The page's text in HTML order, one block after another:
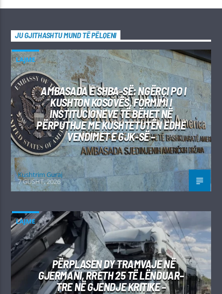
JU GJITHASHTU MUND TË PËLQENI
LAJME
AMBASADA E SHBA-SË: NGËRÇI PO I
KUSHTON KOSOVËS, FORMIMI I
INSTITUCIONEVE TË BËHET NË
PËRPUTHJE ME KUSHTETUTËN EDHE
VENDIMET E GJK-SË –
Kushtrim Guraj
7 GUSHT, 2026
LAJME
PËRPLASEN DY TRAMVAJE NË
GJERMANI, RRETH 25 TË LËNDUAR–
TRE NË GJENDJE KRITIKE –